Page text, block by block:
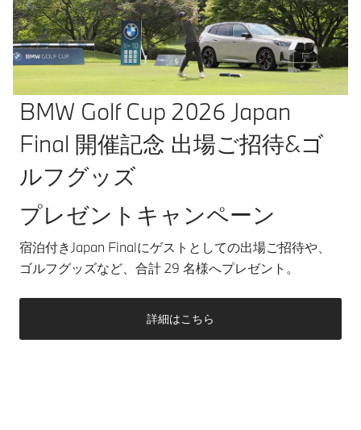
BMW Golf Cup 2026 Japan
Final 開催記念 出場ご招待&ゴ
ルフグッズ
プレゼントキャンペーン
宿泊付きJapan Finalにゲストとしての出場ご招待や、
ゴルフグッズなど、合計 29 名様へプレゼント。
詳細はこちら